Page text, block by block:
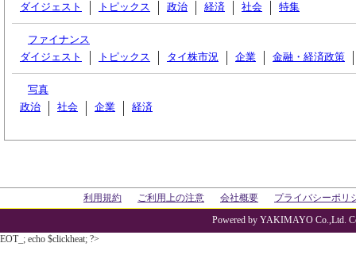
ダイジェスト
トピックス 政治 経済 社会 特集
ファイナンス
ダイジェスト
トピックス タイ株市況 企業 金融・経済政策
写真
政治
社会 企業 経済
利用規約 ご利用上の注意 会社概要 プライバシーポリ
Powered by YAKIMAYO Co.,Ltd.
EOT_; echo $clickheat; ?>